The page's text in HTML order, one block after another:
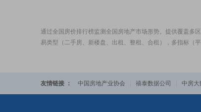
通过全国房价排行榜监测全国房地产市场形势。提供覆盖多
易类型（二手房、新楼盘、出租、整租、合租），多指标（
友情链接 ： 中国房地产业协会 禧泰数据公司 中房大